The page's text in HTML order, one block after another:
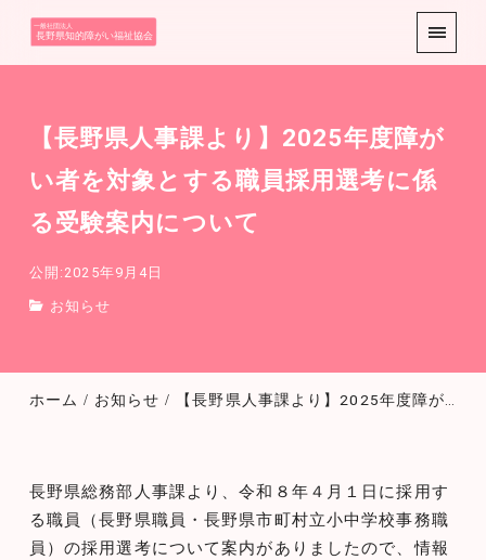
ようこそ展覧会
【長野県人事課より】2025年度障が
い者を対象とする職員採用選考に係
る受験案内について
公開:2025年9月4日
お知らせ
ホーム お知らせ 【長野県人事課より】2025年度障がい者を対象とする職員採用選考に係る受験案内について
長野県総務部人事課より、令和８年４月１日に採用す
る職員（長野県職員・長野県市町村立小中学校事務職
員）の採用選考について案内がありましたので、情報